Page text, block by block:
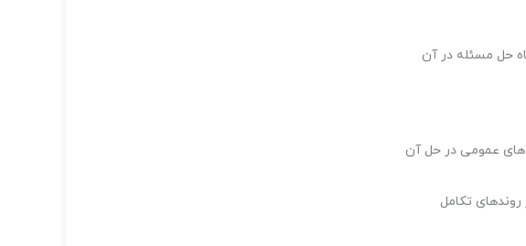
حل مسئله در آن
عمومی در حل آن
روندهای تکامل